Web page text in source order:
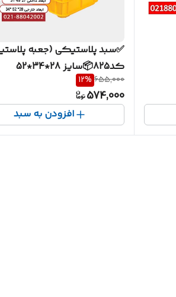
✅سبد پلاستیکی (جعبه
کد825📦سایز 28*34*52
655,000
12%
574,000
افزودن به سبد